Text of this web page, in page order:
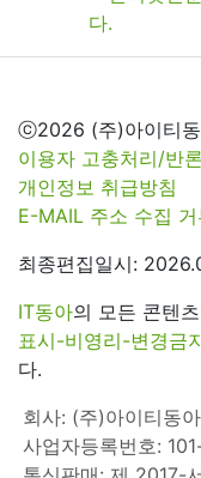
ⓒ2026 (주)아이티
이용자 고충처리/반
개인정보 취급방침
E-MAIL 주소 수집 거
최종편집일시:
IT동아의 모든 콘텐
표시-비영리-변경금
다.
회사: (주)아이티동아
사업자등록번호: